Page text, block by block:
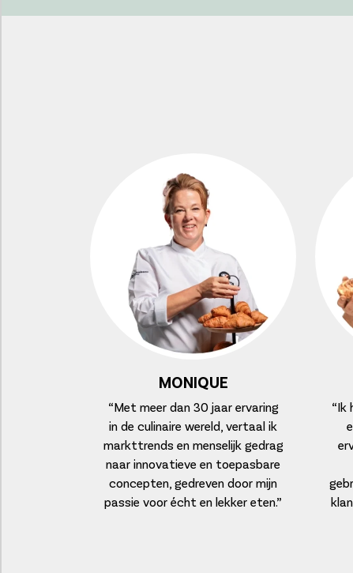
MONIQUE
“Met meer dan 30 jaar ervaring
in de culinaire wereld, vertaal ik
markttrends en menselijk gedrag
naar innovatieve en toepasbare
concepten, gedreven door mijn
passie voor écht en lekker eten.”
“Ik